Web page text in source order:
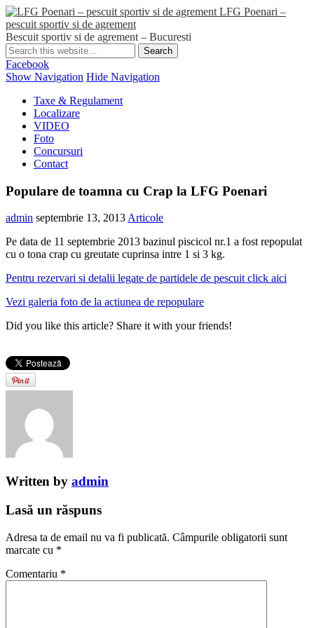
LFG Poenari –
pescuit sportiv si de agrement
Bescuit sportiv si de agrement – Bucuresti
Facebook
Show Navigation Hide Navigation
Taxe & Regulament
Localizare
VIDEO
Foto
Concursuri
Contact
Populare de toamna cu Crap la LFG Poenari
admin septembrie 13, 2013Articole
Pe data de 11 septembrie 2013 bazinul piscicol nr.1 a fost repopulat
cu o tona crap cu greutate cuprinsa intre 1 si 3 kg.
Pentru rezervari si detalii legate de partidele de pescuit click aici
Vezi galeria foto de la actiunea de repopulare
Did you like this article? Share it with your friends!
Written by admin
Lasă un răspuns
Adresa ta de email nu va fi publicată. Câmpurile obligatorii sunt
marcate cu *
Comentariu *